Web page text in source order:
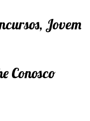
Jovem
Conosco